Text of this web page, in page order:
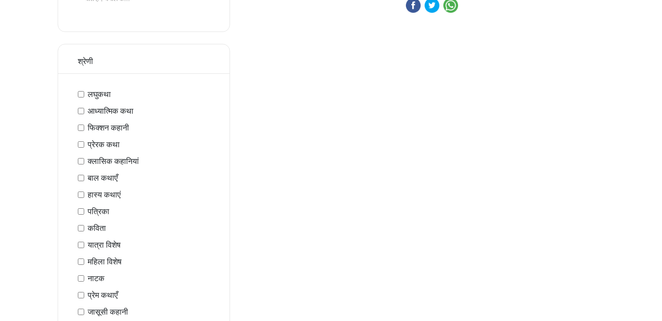
श्रेणी
लघुकथा
आध्यात्मिक कथा
फिक्शन कहानी
प्रेरक कथा
क्लासिक कहानियां
बाल कथाएँ
हास्य कथाएं
पत्रिका
कविता
यात्रा विशेष
महिला विशेष
नाटक
प्रेम कथाएँ
जासूसी कहानी